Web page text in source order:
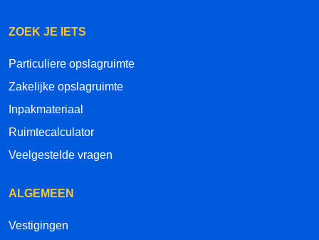
ZOEK JE IETS
Particuliere opslagruimte
Zakelijke opslagruimte
Inpakmateriaal
Ruimtecalculator
Veelgestelde vragen
ALGEMEEN
Vestigingen